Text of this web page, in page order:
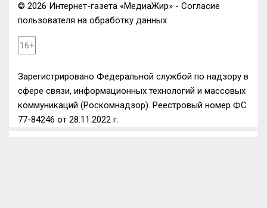
© 2026 Интернет-газета «МедиаЖир» - Согласие
пользователя на обработку данных
16+
Зарегистрировано Федеральной службой по надзору в
сфере связи, информационных технологий и массовых
коммуникаций (Роскомнадзор). Реестровый номер ФС
77-84246 от 28.11.2022 г.